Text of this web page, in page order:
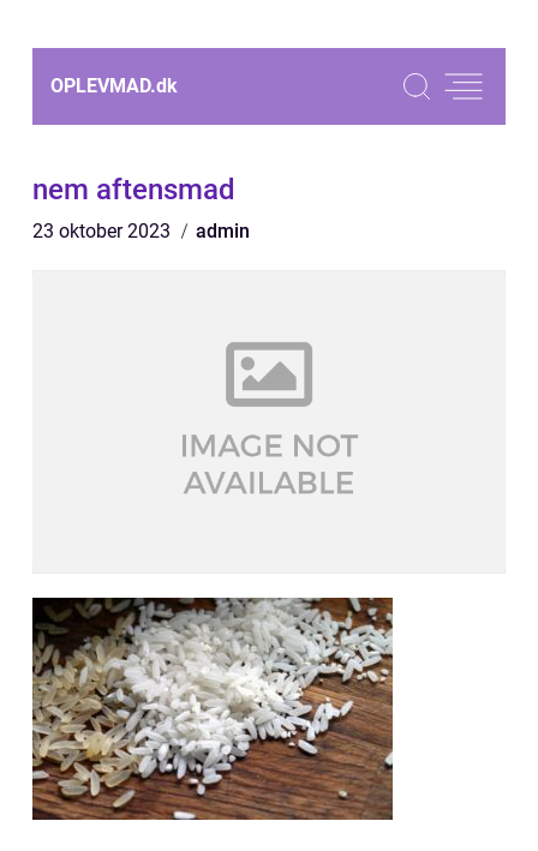
OPLEVMAD.dk
nem aftensmad
23 oktober 2023 admin